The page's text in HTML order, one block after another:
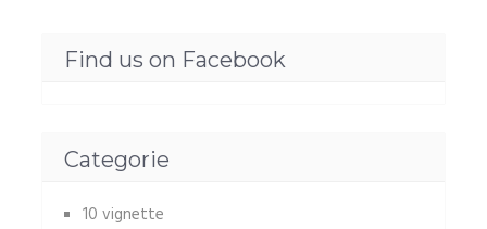
Find us on Facebook
Categorie
10 vignette